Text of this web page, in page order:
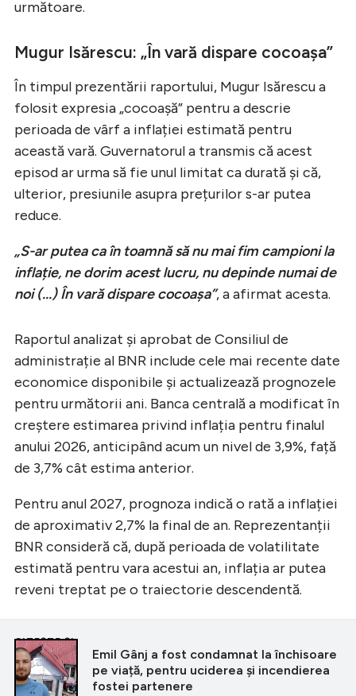
următoare.
Mugur Isărescu: „În vară dispare cocoașa”
În timpul prezentării raportului, Mugur Isărescu a
folosit expresia „cocoașă” pentru a descrie
perioada de vârf a inflației estimată pentru
această vară. Guvernatorul a transmis că acest
episod ar urma să fie unul limitat ca durată și că,
ulterior, presiunile asupra prețurilor s-ar putea
reduce.
„S-ar putea ca în toamnă să nu mai fim campioni la
inflație, ne dorim acest lucru, nu depinde numai de
noi (...) În vară dispare cocoașa”, a afirmat acesta.
Raportul analizat și aprobat de Consiliul de
administrație al BNR include cele mai recente date
economice disponibile și actualizează prognozele
pentru următorii ani. Banca centrală a modificat în
creștere estimarea privind inflația pentru finalul
anului 2026, anticipând acum un nivel de 3,9%, față
de 3,7% cât estima anterior.
Pentru anul 2027, prognoza indică o rată a inflației
de aproximativ 2,7% la final de an. Reprezentanții
BNR consideră că, după perioada de volatilitate
estimată pentru vara acestui an, inflația ar putea
reveni treptat pe o traiectorie descendentă.
CITEȘTE ȘI
Emil Gânj a fost condamnat la închisoare
pe viață, pentru uciderea și incendierea
fostei partenere